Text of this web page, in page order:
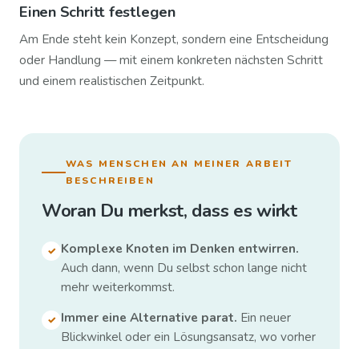
Einen Schritt festlegen
Am Ende steht kein Konzept, sondern eine Entscheidung
oder Handlung — mit einem konkreten nächsten Schritt
und einem realistischen Zeitpunkt.
WAS MENSCHEN AN MEINER ARBEIT
BESCHREIBEN
Woran Du merkst, dass es wirkt
✓ Komplexe Knoten im Denken entwirren.
Auch dann, wenn Du selbst schon lange nicht
mehr weiterkommst.
✓ Immer eine Alternative parat. Ein neuer
Blickwinkel oder ein Lösungsansatz, wo vorher